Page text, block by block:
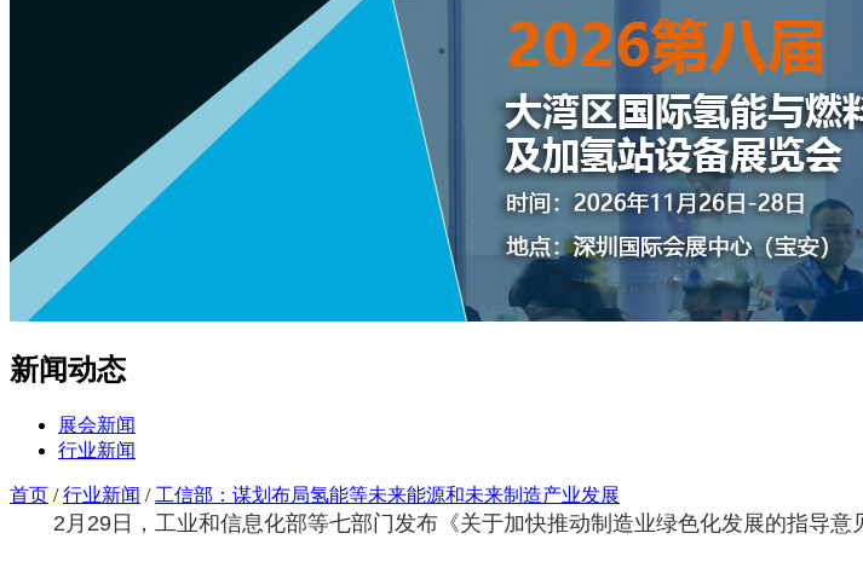
新闻动态
展会新闻
行业新闻
首页 /行业新闻 / 工信部：谋划布局氢能等未来能源和未来制造产业发展
2月29日，工业和信息化部等七部门发布《关于加快推动制造业绿色化发展的指导意